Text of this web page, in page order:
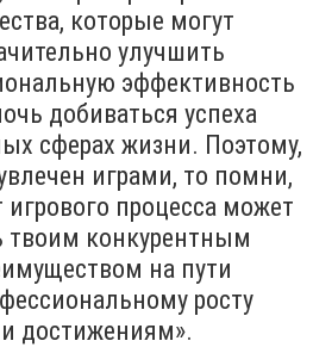
которые могут
улучшить
эффективность
добиваться успеха
сферах жизни. Поэтому,
играми, то помни,
процесса может
твоим конкурентным
на пути
росту
и достижениям».